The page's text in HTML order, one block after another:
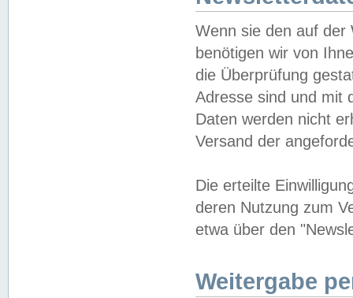
Wenn sie den auf der
benötigen wir von
die Überprüfung
Adresse sind und mit
Daten werden nicht
Versand der
Die erteilte
deren Nutzung zum
etwa über den
Weitergabe